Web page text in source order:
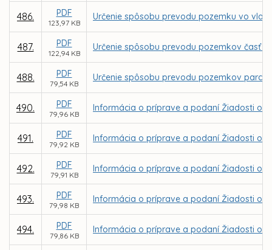
486. PDF
123,97 KB
Určenie spôsobu prevodu pozemku vo
487. PDF
122,94 KB
Určenie spôsobu prevodu pozemkov časť
488. PDF
79,54 KB
Určenie spôsobu prevodu pozemkov parc. C
490. PDF
79,96 KB
Informácia o príprave a podaní Žiadosti o
491. PDF
79,92 KB
Informácia o príprave a podaní Žiadosti o
492. PDF
79,91 KB
Informácia o príprave a podaní Žiadosti o
493. PDF
79,98 KB
Informácia o príprave a podaní Žiadosti o
494. PDF
79,86 KB
Informácia o príprave a podaní Žiadosti o